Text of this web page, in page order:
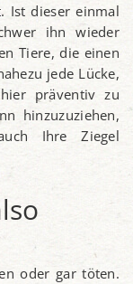
Ist dieser einmal
ihn wieder
Tiere, die einen
jede Lücke,
präventiv zu
hinzuzuziehen,
Ihre Ziegel
oder gar töten.